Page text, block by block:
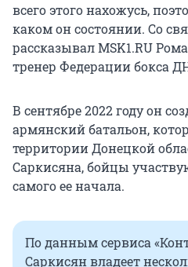
всего этого нахожусь,
каком он состоянии. Со
рассказывал MSK1.RU
тренер Федерации бокса
В сентябре 2022 году он
армянский батальон,
территории Донецкой
Саркисяна, бойцы
самого ее начала.
По данным сервиса
Саркисян владеет